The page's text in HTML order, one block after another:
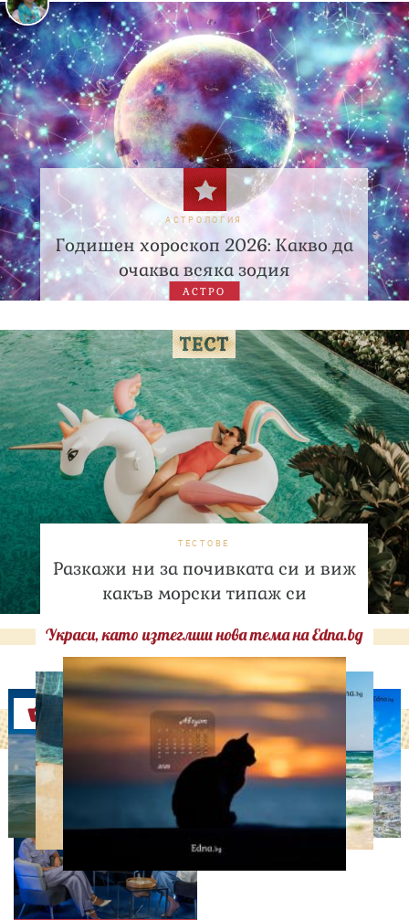
АСТРОЛОГИЯ
Годишен хороскоп 2026: Какво да
очаква всяка зодия
АСТРО
ТЕСТОВЕ
Разкажи ни за почивката си и виж
какъв морски типаж си
Украси, като изтеглиш нова тема на Edna.bg
Оферти
ОТ МЕН ЗА МЕН
Контролът – сила или
капан?